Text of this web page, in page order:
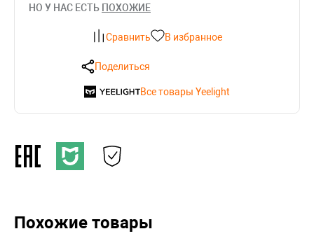
НО У НАС ЕСТЬ ПОХОЖИЕ
Сравнить В избранное
Поделиться
Все товары Yeelight
Похожие товары